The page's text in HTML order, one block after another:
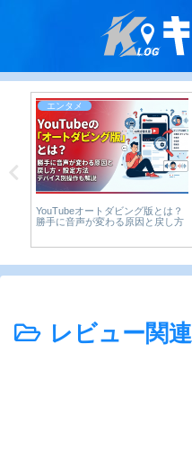
エンタメ
YouTubeオートダビング版とは？
勝手に音声が変わる原因と戻し方
レビュー関連